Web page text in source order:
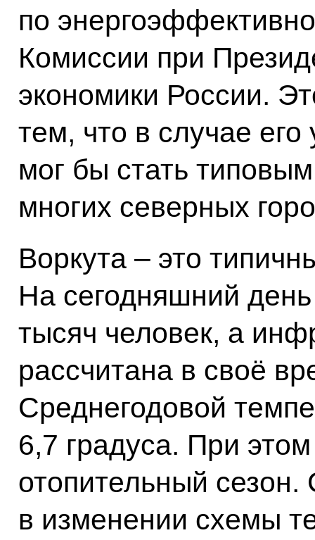
по
Комиссии при
экономики России.
тем, что в случае
мог бы стать
многих северных
Воркута – это
На сегодняшний
тысяч человек, а
рассчитана в своё
Среднегодовой
6,7 градуса. При
отопительный сезон.
в изменении схемы